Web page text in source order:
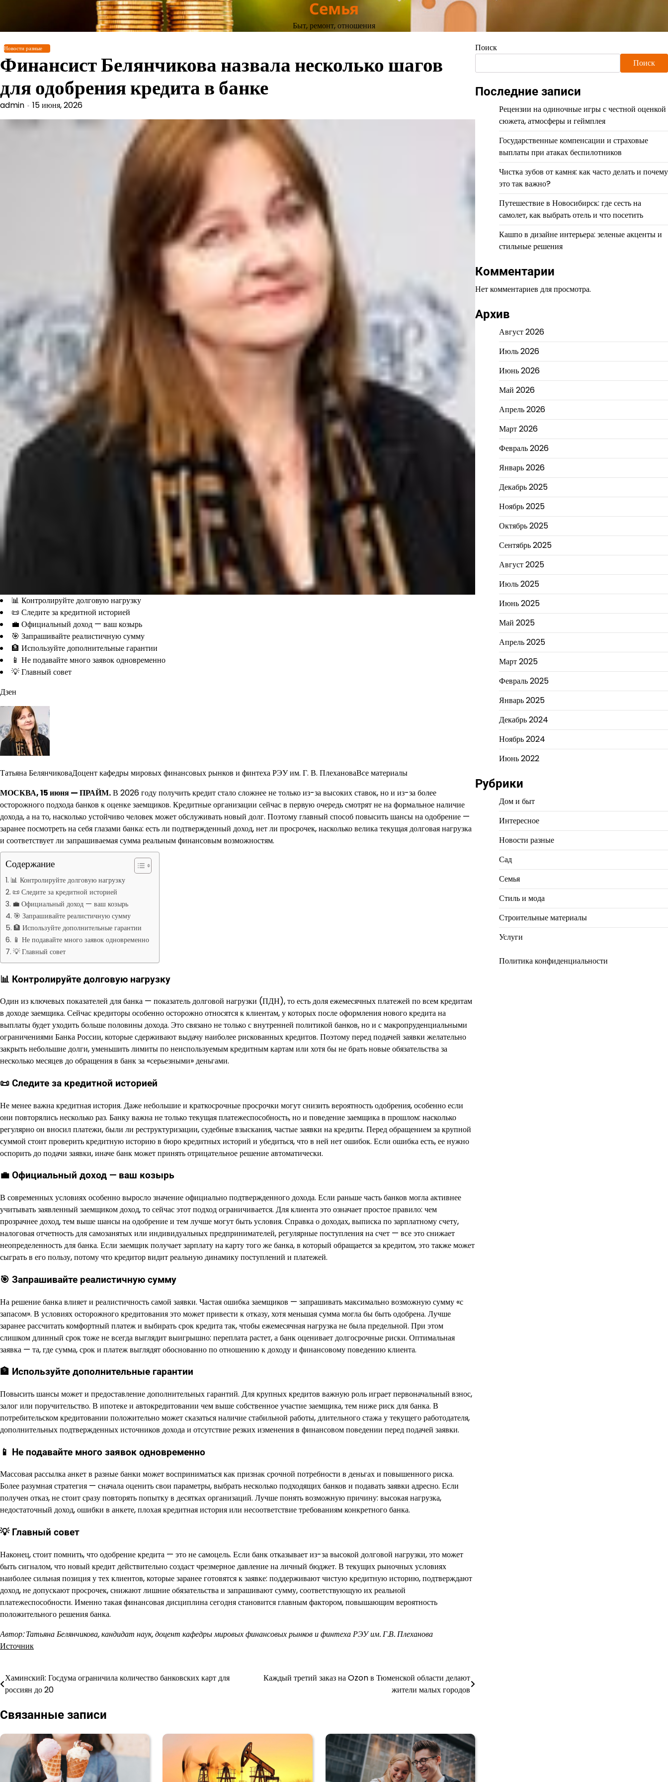
содержимому
Семья
Быт, ремонт, отношения
Новости разные
Финансист Белянчикова назвала несколько шагов
для одобрения кредита в банке
admin 15 июня, 2026
📊 Контролируйте долговую нагрузку
📜 Следите за кредитной историей
💼 Официальный доход — ваш козырь
🎯 Запрашивайте реалистичную сумму
🏦 Используйте дополнительные гарантии
📱 Не подавайте много заявок одновременно
💡 Главный совет
Дзен
Татьяна БелянчиковаДоцент кафедры мировых финансовых рынков и финтеха РЭУ им. Г. В. ПлехановаВсе материалы
МОСКВА, 15 июня — ПРАЙМ.В 2026 году получить кредит стало сложнее не только из-за высоких ставок, но и из-за более
осторожного подхода банков к оценке заемщиков. Кредитные организации сейчас в первую очередь смотрят не на формальное наличие
дохода, а на то, насколько устойчиво человек может обслуживать новый долг. Поэтому главный способ повысить шансы на одобрение —
заранее посмотреть на себя глазами банка: есть ли подтвержденный доход, нет ли просрочек, насколько велика текущая долговая нагрузка
и соответствует ли запрашиваемая сумма реальным финансовым возможностям.
Содержание
📊 Контролируйте долговую нагрузку
📜 Следите за кредитной историей
💼 Официальный доход — ваш козырь
🎯 Запрашивайте реалистичную сумму
🏦 Используйте дополнительные гарантии
📱 Не подавайте много заявок одновременно
💡 Главный совет
📊 Контролируйте долговую нагрузку
Один из ключевых показателей для банка — показатель долговой нагрузки (ПДН), то есть доля ежемесячных платежей по всем кредитам
в доходе заемщика. Сейчас кредиторы особенно осторожно относятся к клиентам, у которых после оформления нового кредита на
выплаты будет уходить больше половины дохода. Это связано не только с внутренней политикой банков, но и с макропруденциальными
ограничениями Банка России, которые сдерживают выдачу наиболее рискованных кредитов. Поэтому перед подачей заявки желательно
закрыть небольшие долги, уменьшить лимиты по неиспользуемым кредитным картам или хотя бы не брать новые обязательства за
несколько месяцев до обращения в банк за «серьезными» деньгами.
📜 Следите за кредитной историей
Не менее важна кредитная история. Даже небольшие и краткосрочные просрочки могут снизить вероятность одобрения, особенно если
они повторялись несколько раз. Банку важна не только текущая платежеспособность, но и поведение заемщика в прошлом: насколько
регулярно он вносил платежи, были ли реструктуризации, судебные взыскания, частые заявки на кредиты. Перед обращением за крупной
суммой стоит проверить кредитную историю в бюро кредитных историй и убедиться, что в ней нет ошибок. Если ошибка есть, ее нужно
оспорить до подачи заявки, иначе банк может принять отрицательное решение автоматически.
💼 Официальный доход — ваш козырь
В современных условиях особенно выросло значение официально подтвержденного дохода. Если раньше часть банков могла активнее
учитывать заявленный заемщиком доход, то сейчас этот подход ограничивается. Для клиента это означает простое правило: чем
прозрачнее доход, тем выше шансы на одобрение и тем лучше могут быть условия. Справка о доходах, выписка по зарплатному счету,
налоговая отчетность для самозанятых или индивидуальных предпринимателей, регулярные поступления на счет — все это снижает
неопределенность для банка. Если заемщик получает зарплату на карту того же банка, в который обращается за кредитом, это также может
сыграть в его пользу, потому что кредитор видит реальную динамику поступлений и платежей.
🎯 Запрашивайте реалистичную сумму
На решение банка влияет и реалистичность самой заявки. Частая ошибка заемщиков — запрашивать максимально возможную сумму «с
запасом». В условиях осторожного кредитования это может привести к отказу, хотя меньшая сумма могла бы быть одобрена. Лучше
заранее рассчитать комфортный платеж и выбирать срок кредита так, чтобы ежемесячная нагрузка не была предельной. При этом
слишком длинный срок тоже не всегда выглядит выигрышно: переплата растет, а банк оценивает долгосрочные риски. Оптимальная
заявка — та, где сумма, срок и платеж выглядят обоснованно по отношению к доходу и финансовому поведению клиента.
🏦 Используйте дополнительные гарантии
Повысить шансы может и предоставление дополнительных гарантий. Для крупных кредитов важную роль играет первоначальный взнос,
залог или поручительство. В ипотеке и автокредитовании чем выше собственное участие заемщика, тем ниже риск для банка. В
потребительском кредитовании положительно может сказаться наличие стабильной работы, длительного стажа у текущего работодателя,
дополнительных подтвержденных источников дохода и отсутствие резких изменения в финансовом поведении перед подачей заявки.
📱 Не подавайте много заявок одновременно
Массовая рассылка анкет в разные банки может восприниматься как признак срочной потребности в деньгах и повышенного риска.
Более разумная стратегия — сначала оценить свои параметры, выбрать несколько подходящих банков и подавать заявки адресно. Если
получен отказ, не стоит сразу повторять попытку в десятках организаций. Лучше понять возможную причину: высокая нагрузка,
недостаточный доход, ошибки в анкете, плохая кредитная история или несоответствие требованиям конкретного банка.
💡 Главный совет
Наконец, стоит помнить, что одобрение кредита — это не самоцель. Если банк отказывает из-за высокой долговой нагрузки, это может
быть сигналом, что новый кредит действительно создаст чрезмерное давление на личный бюджет. В текущих рыночных условиях
наиболее сильная позиция у тех клиентов, которые заранее готовятся к заявке: поддерживают чистую кредитную историю, подтверждают
доход, не допускают просрочек, снижают лишние обязательства и запрашивают сумму, соответствующую их реальной
платежеспособности. Именно такая финансовая дисциплина сегодня становится главным фактором, повышающим вероятность
положительного решения банка.
Автор: Татьяна Белянчикова, кандидат наук, доцент кафедры мировых финансовых рынков и финтеха РЭУ им. Г.В. Плеханова
Источник
Навигация
по
записям
Хаминский: Госдума ограничила количество банковских карт для
россиян до 20
Каждый третий заказ на Ozon в Тюменской области делают
жители малых городов
Связанные записи
Поиск
Поиск
Последние записи
Рецензии на одиночные игры с честной оценкой
сюжета, атмосферы и геймплея
Государственные компенсации и страховые
выплаты при атаках беспилотников
Чистка зубов от камня: как часто делать и почему
это так важно?
Путешествие в Новосибирск: где сесть на
самолет, как выбрать отель и что посетить
Кашпо в дизайне интерьера: зеленые акценты и
стильные решения
Комментарии
Нет комментариев для просмотра.
Архив
Август 2026
Июль 2026
Июнь 2026
Май 2026
Апрель 2026
Март 2026
Февраль 2026
Январь 2026
Декабрь 2025
Ноябрь 2025
Октябрь 2025
Сентябрь 2025
Август 2025
Июль 2025
Июнь 2025
Май 2025
Апрель 2025
Март 2025
Февраль 2025
Январь 2025
Декабрь 2024
Ноябрь 2024
Июнь 2022
Рубрики
Дом и быт
Интересное
Новости разные
Сад
Семья
Стиль и мода
Строительные материалы
Услуги
Политика конфиденциальности